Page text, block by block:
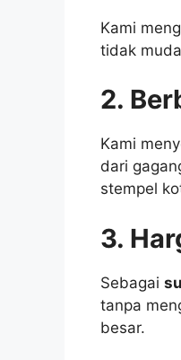
Kami
tidak
2.
Kami
dari
stempel
3.
Sebagai
tanpa
besar.